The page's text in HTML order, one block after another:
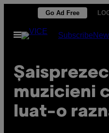
content
Go Ad Free
Open
Menu
Subscribe
muzicieni
luat-o